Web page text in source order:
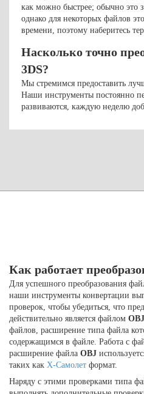
как можно быстрее; обычно это
однако для некоторых файлов
времени, поэтому наберитесь
Насколько точно
3DS?
Мы стремимся предоставить
Наши инструменты постоянно
развиваются, каждую неделю
Как работает
Для успешного преобразования
наши инструменты конвертации
проверок, чтобы убедиться, что
действительно является файлом OBJ
файлов, расширение типа файла
содержащимся в файле. Работа с
расширение файла OBJ
таких как X-Самолет формат.
Наряду с этими проверками типа